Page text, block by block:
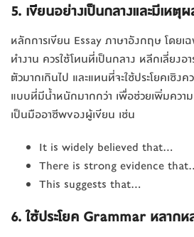
5. เขียนอย่างเป็นกลางและมีเหตุ
หลักการเขียน Essay ภาษาอังกฤษ โดยเฉ
ทำงาน ควรใช้โทนที่เป็นกลาง หลีกเลี่ยง
ตัวมากเกินไป และแทนที่จะใช้ประโยคเชิง
แบบที่มีน้ำหนักมากกว่า เพื่อช่วยเพิ่มควา
เป็นมืออาชีพของผู้เขียน เช่น
It is widely believed that…
There is strong evidence
This suggests that…
6. ใช้ประโยค Grammar หลากห